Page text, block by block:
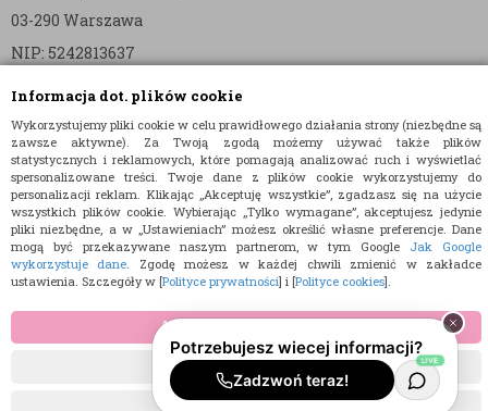
Informacja dot. plików cookie
Wykorzystujemy pliki cookie w celu prawidłowego działania strony (niezbędne są
zawsze aktywne). Za Twoją zgodą możemy używać także plików
statystycznych i reklamowych, które pomagają analizować ruch i wyświetlać
spersonalizowane treści. Twoje dane z plików cookie wykorzystujemy do
personalizacji reklam. Klikając „Akceptuję wszystkie”, zgadzasz się na użycie
wszystkich plików cookie. Wybierając „Tylko wymagane”, akceptujesz jedynie
pliki niezbędne, a w „Ustawieniach” możesz określić własne preferencje. Dane
mogą być przekazywane naszym partnerom, w tym Google Jak Google
wykorzystuje dane. Zgodę możesz w każdej chwili zmienić w zakładce
ustawienia. Szczegóły w [Polityce prywatności] i [Polityce cookies].
AKCEPTUJĘ WSZYSTKIE
TYLKO WYMAGANE
03-290 Warszawa
NIP: 5242813637
REGON: 365874905
Nr konta (mBank):
36 1140 2004 0000 3902 8144 2737
© 2015 E-TORT.PL - WSZELKIE PRAWA ZASTRZEŻONE
PROJEKT I OPROGRAMOWANIE SKLEPU:EBEXO